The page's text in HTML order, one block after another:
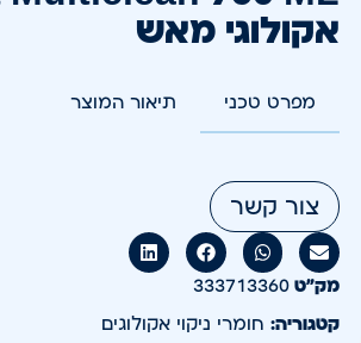
אקולוגי מאש
מפרט טכני תיאור המוצר
צור קשר
מק״ט 333713360
קטגוריה: חומרי ניקוי אקולוגים